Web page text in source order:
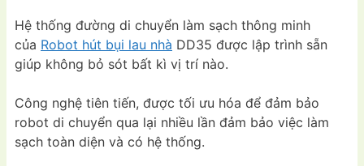
Hệ thống đường di chuyển làm sạch thông minh
của Robot hút bụi lau nhà DD35 được lập trình sẵn
giúp không bỏ sót bất kì vị trí nào.
Công nghệ tiên tiến, được tối ưu hóa để đảm bảo
robot di chuyển qua lại nhiều lần đảm bảo việc làm
sạch toàn diện và có hệ thống.